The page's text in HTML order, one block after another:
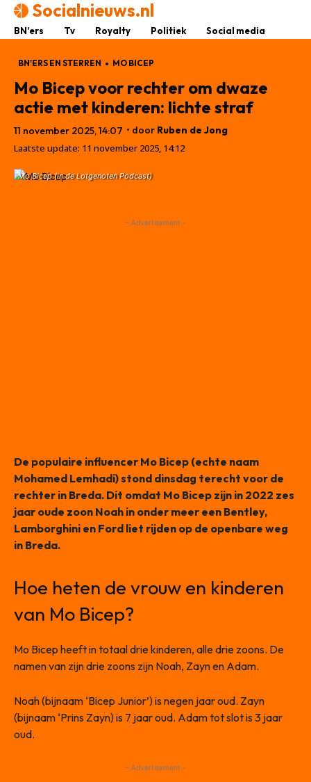
Socialnieuws.nl
BN’ers Tv Royalty Politiek Social media
BN'ERS EN STERREN MO BICEP
Mo Bicep voor rechter om dwaze
actie met kinderen: lichte straf
11 november 2025, 14:07 • door Ruben de Jong
Laatste update: 11 november 2025, 14:12
Mo Bicep (in de Lotgenoten Podcast)
- Advertisement -
De populaire influencer Mo Bicep (echte naam
Mohamed Lemhadi) stond dinsdag terecht voor de
rechter in Breda. Dit omdat Mo Bicep zijn in 2022 zes
jaar oude zoon Noah in onder meer een Bentley,
Lamborghini en Ford liet rijden op de openbare weg
in Breda.
Hoe heten de vrouw en kinderen
van Mo Bicep?
Mo Bicep heeft in totaal drie kinderen, alle drie zoons. De
namen van zijn drie zoons zijn Noah, Zayn en Adam.
Noah (bijnaam ‘Bicep Junior’) is negen jaar oud. Zayn
(bijnaam ‘Prins Zayn) is 7 jaar oud. Adam tot slot is 3 jaar
oud.
- Advertisement -